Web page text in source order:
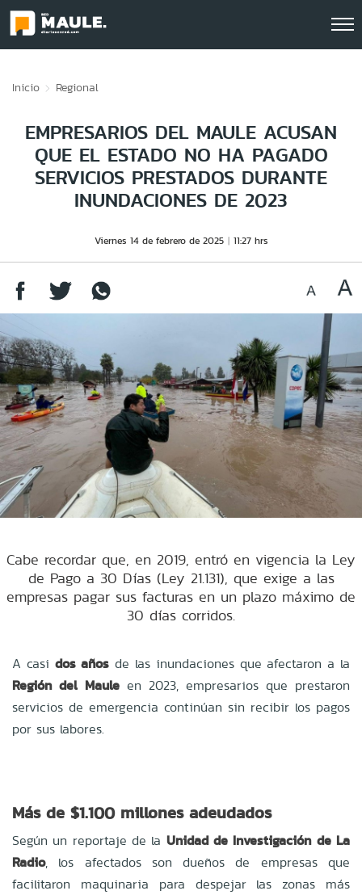
Inicio Regional
EMPRESARIOS DEL MAULE ACUSAN
QUE EL ESTADO NO HA PAGADO
SERVICIOS PRESTADOS DURANTE
INUNDACIONES DE 2023
Viernes 14 de febrero de 2025 11:27 hrs
Cabe recordar que, en 2019, entró en vigencia la Ley
de Pago a 30 Días (Ley 21.131), que exige a las
empresas pagar sus facturas en un plazo máximo de
30 días corridos.
A casi dos años de las inundaciones que afectaron a la
Región del Maule en 2023, empresarios que prestaron
servicios de emergencia continúan sin recibir los pagos
por sus labores.
Más de $1.100 millones adeudados
Según un reportaje de la Unidad de Investigación de La
Radio, los afectados son dueños de empresas que
facilitaron maquinaria para despejar las zonas más